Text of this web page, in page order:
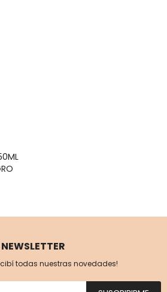
NEWSLETTER
todas nuestras novedades!